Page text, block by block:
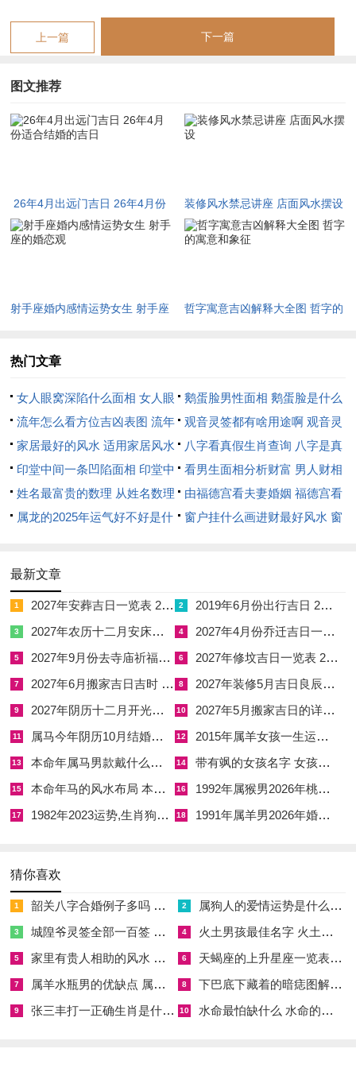
日，4月26日，4月29日；此十日或逢吉神高照，或得天时相
佐，或干支相生有情，出行远游可得顺遂。
【农历】闰二月十三
【干支】乙酉日
【宜】祭祀、祈福、求嗣、斋醮、嫁娶、冠笄、出行、开市、交
【吉神方位】喜神西北，财神东北
【当日吉时】子时，寅时、辰时，巳时、未时
乙酉日，天干乙木坐地支酉金，金木相战之象，然酉金为月令卯
木之冲，卯酉一冲，主驿马星动，恰应出行之意，金木相克虽
存，幸得太岁丙午火来制酉金，反生乙木，形成火制金以生木之
连环生克链，出行动荡中得贵人扶助，冲鸡煞西，属鸡者须避之
则安，出行方向不宜向西；明堂吉神值日，主诸事光明。
【农历】二月十七
【星期】星期六
【干支】甲寅日
【宜】祈福、斋醮、出行、移徙、入宅、修造、动土、破土、安
葬
【冲】冲虎煞南
【吉神方位】喜神东北，财神东北
甲寅日，干支皆为木，木气旺盛，又逢岁君丙午之火，木旺生
火，火旺则光明普照，出行大利，寅为日马星之一，马星逢日，
主行动迅速，远行得速，然甲木受丙火泄气，途中易感疲惫，须
适当休息，寅午半合火局，火势炎炎，出行宜随身备水，以防上
火；司命吉神值日，逢凶可化吉。
阳历2026年4月9日
上一篇 下一篇
图文推荐
26年4月出远门吉日 26年4月份
适合结婚的吉日
装修风水禁忌讲座 店面风水摆设
射手座婚内感情运势女生 射手座
哲字寓意吉凶解释大全图 哲字的
热门文章
女人眼窝深陷什么面相 女人眼
窝深陷是短命相吗
鹅蛋脸男性面相 鹅蛋脸是什么
脸型男性
流年怎么看方位吉凶表图 流年
位置怎么看
观音灵签都有啥用途啊 观音灵
签全部签签词
家居最好的风水 适用家居风水
八字看真假生肖查询 八字是真
还是假
印堂中间一条凹陷面相 印堂中
间有条线沟好不好
看男生面相分析财富 男人财相
从哪里看
姓名最富贵的数理 从姓名数理
看富豪
由福德宫看夫妻婚姻 福德宫看
配偶生肖
属龙的2025年运气好不好是什
2025年属龙人的全年运势
窗户挂什么画进财最好风水 窗
最新文章
1 2027年安葬吉日一览表 2027年12月安葬吉日一览表 2 2019年6月份出行吉日 2027年6月出行吉日一览表
3 2027年农历十二月安床吉日 2027年正月安床吉日吉时查询 4 2027年4月份乔迁吉日一览表 2027年4月乔迁吉日吉时查询
5 2027年9月份去寺庙祈福的日子 2027年5月去寺庙吉日一览表 6 2027年修坟吉日一览表 2027年农历2月修坟吉日一览表
7 2027年6月搬家吉日吉时 2027年农历6月搬家吉日一览表 8 2027年装修5月吉日良辰查询表 2027年农历5月装修吉日一览表
9 2027年阴历十二月开光吉日 2027年12月开光吉日一览表 10 2027年5月搬家吉日的详细解释 2027年5月搬家吉日吉时查询
11 属马今年阴历10月结婚好吗 属马还有几年本命年结婚呢好吗 12 2015年属羊女孩一生运势 2015年属羊女2026年健康运好吗
13 本命年属马男款戴什么财神 本命年属马男士戴什么好一点 14 带有飒的女孩名字 女孩取名字带飒字有什么名字好听
15 本命年马的风水布局 本命年马的佛像怎么摆放 16 1992年属猴男2026年桃花运 1992年属猴男2026年感情运如何
17 1982年2023运势,生肖狗1982年2023运势 18 1991年属羊男2026年婚姻运势 1991年属羊男2026年感情运如何
猜你喜欢
1 韶关八字合婚例子多吗 韶关八字测风水 2 属狗人的爱情运势是什么意思 属狗的人爱情观
3 城隍爷灵签全部一百签 城隍爷灵签解签大全 4 火土男孩最佳名字 火土属性的字男孩名字有哪些
5 家里有贵人相助的风水 家里有贵人是什么意思 6 天蝎座的上升星座一览表 天蝎座的上升星座查询
7 属羊水瓶男的优缺点 属羊水瓶座男生性格爱情观 8 下巴底下藏着的暗痣图解 下巴尖底下有痣代表什么
9 张三丰打一正确生肖是什么意思 张三丰是指什么生肖 10 水命最怕缺什么 水命的人忌什么